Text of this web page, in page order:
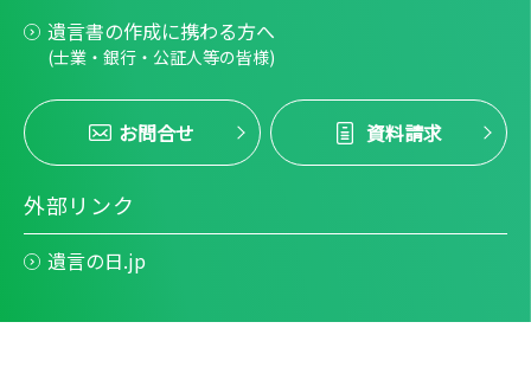
遺言書の作成に携わる方へ
(士業・銀行・公証人等の皆様)
お問合せ 資料請求
外部リンク
遺言の日.jp